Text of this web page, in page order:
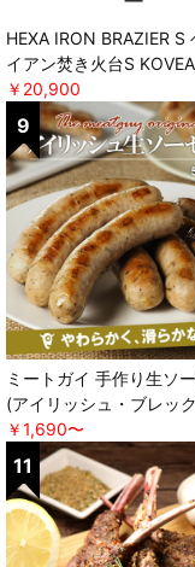
HEXA IRON BRAZIER S
イアン焚き火台S
￥20,900
ミートガイ 手作り生ソ
(アイリッシュ・ブレッ
スト) ＊軽減税率対象 [
イ]
￥1,690〜